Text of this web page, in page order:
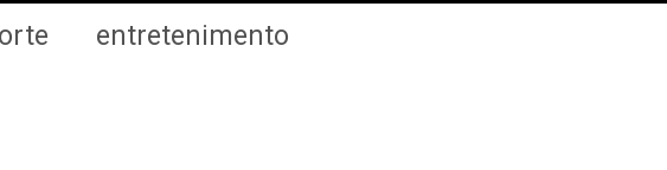
entretenimento